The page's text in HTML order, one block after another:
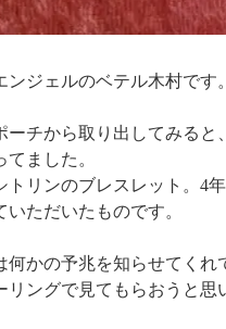
ジェルのベテル木村です。
ーチから取り出してみると
ました。
トリンのブレスレット。4
ただいたものです。
かの予兆を知らせてくれ
ングで見てもらおうと思